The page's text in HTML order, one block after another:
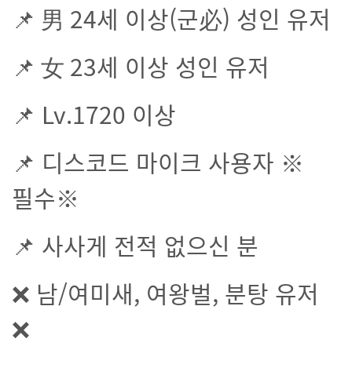
📌 男 24세 이상(군必) 성인 유저
📌 女 23세 이상 성인 유저
📌 Lv.1720 이상
📌 디스코드 마이크 사용자 ※
필수※
📌 사사게 전적 없으신 분
❌ 남/여미새, 여왕벌, 분탕 유저
❌